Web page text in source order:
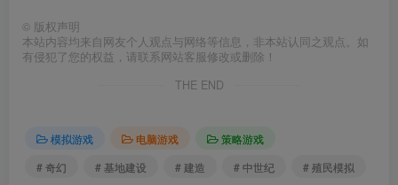
© 版权声明
本站内容均来自网友个人观点与网络等信息，非本站认同之观点。如
有侵犯了您的权益，请联系网站客服修改或删除！
THE END
模拟游戏 电脑游戏
策略游戏
# 奇幻
# 基地建设 # 建造 # 中世纪 # 殖民模拟